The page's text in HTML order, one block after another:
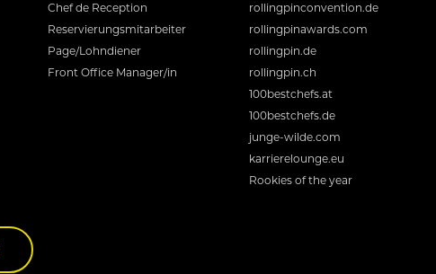
Chef de Reception
Reservierungsmitarbeiter
Page/Lohndiener
Front Office Manager/in
rollingpinconvention.de
rollingpinawards.com
rollingpin.de
rollingpin.ch
100bestchefs.at
100bestchefs.de
junge-wilde.com
karrierelounge.eu
Rookies of the year